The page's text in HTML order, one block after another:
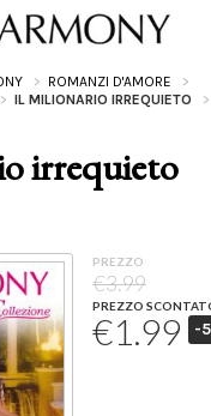
ROMANZI D'AMORE
IL MILIONARIO IRREQUIETO
irrequieto
PREZZO
€3.99
PREZZO
€1.99 -